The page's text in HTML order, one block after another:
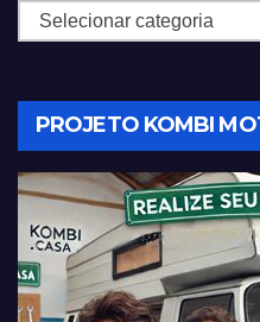
Categorias
PROJETO KOMBI